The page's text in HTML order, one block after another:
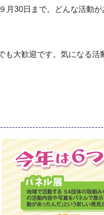
月30日まで。どんな活動が
大歓迎です。気になる